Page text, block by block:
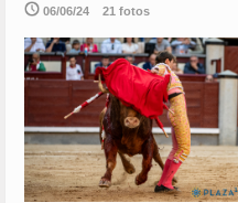
06/06/24 21 fotos